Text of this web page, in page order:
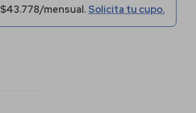
$43.778/mensual. Solicita tu cupo.